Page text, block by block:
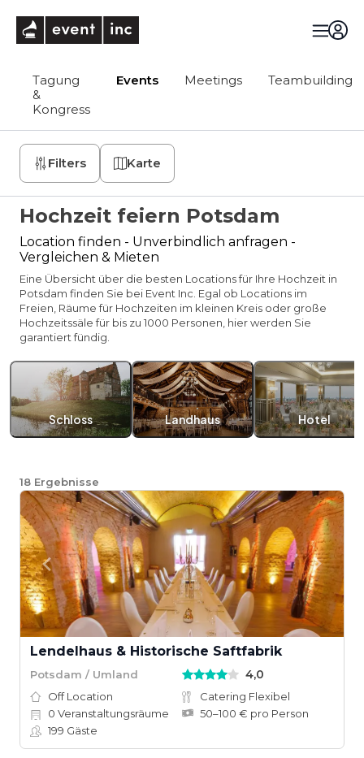
Tagung
&
Kongress
Events Meetings Teambuilding
Filters Karte
Hochzeit feiern Potsdam
Location finden - Unverbindlich anfragen -
Vergleichen & Mieten
Eine Übersicht über die besten Locations für Ihre Hochzeit in
Potsdam finden Sie bei Event Inc. Egal ob Locations im
Freien, Räume für Hochzeiten im kleinen Kreis oder große
Hochzeitssäle für bis zu 1000 Personen, hier werden Sie
garantiert fündig.
Schloss Landhaus Hotel
18 Ergebnisse
Lendelhaus & Historische Saftfabrik
Potsdam / Umland 4,0
Off Location
Catering Flexibel
0 Veranstaltungsräume
50–100 € pro Person
199 Gäste